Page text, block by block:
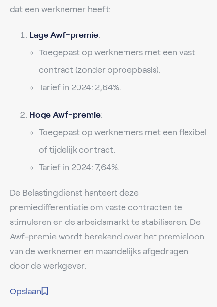
dat een werknemer heeft:
Lage Awf-premie:
Toegepast op werknemers met een vast
contract (zonder oproepbasis).
Tarief in 2024: 2,64%.
Hoge Awf-premie:
Toegepast op werknemers met een flexibel
of tijdelijk contract.
Tarief in 2024: 7,64%.
De Belastingdienst hanteert deze
premiedifferentiatie om vaste contracten te
stimuleren en de arbeidsmarkt te stabiliseren. De
Awf-premie wordt berekend over het premieloon
van de werknemer en maandelijks afgedragen
door de werkgever.
Opslaan